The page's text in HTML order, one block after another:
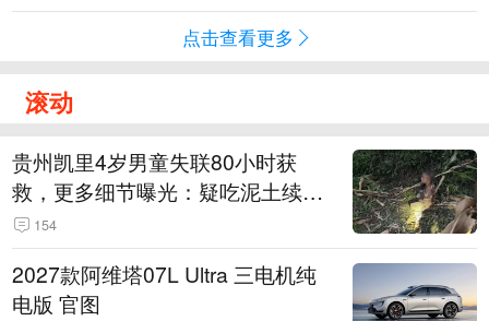
点击查看更多
滚动
贵州凯里4岁男童失联80小时获
救，更多细节曝光：疑吃泥土续
命，搜救至20米附近错过多找3天
154
2027款阿维塔07L Ultra 三电机纯
电版 官图